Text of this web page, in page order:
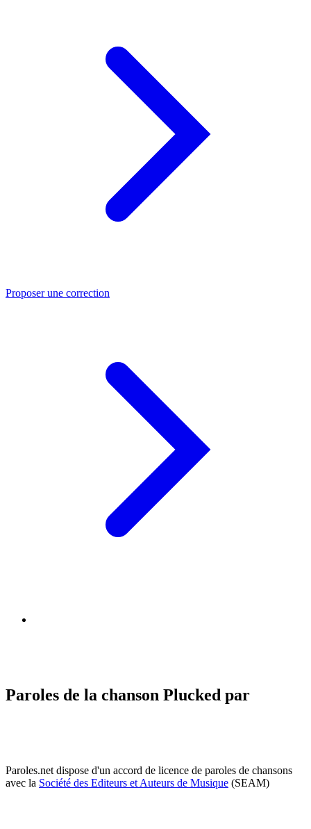
Proposer une correction
Paroles de la chanson Plucked par
Paroles.net dispose d'un accord de licence de paroles de chansons
avec la Société des Editeurs et Auteurs de Musique (SEAM)